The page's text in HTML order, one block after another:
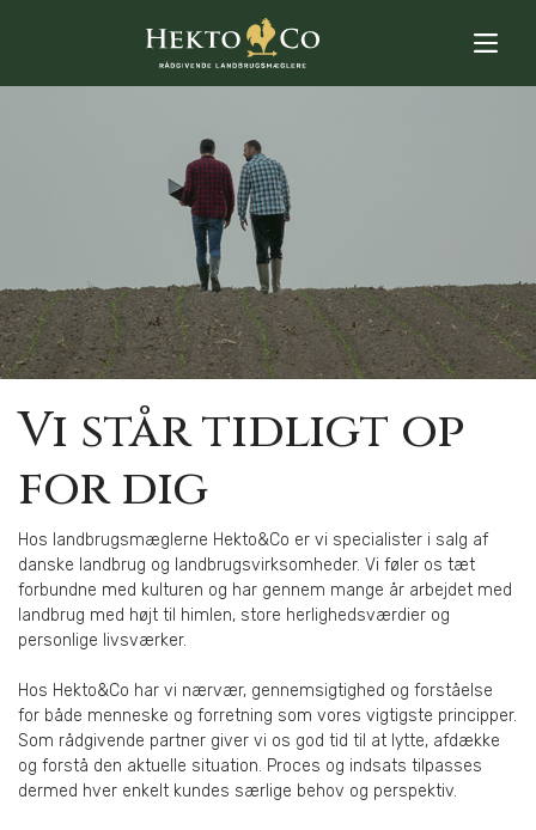
Vi står tidligt op
for dig
Hos landbrugsmæglerne Hekto&Co er vi specialister i salg af
danske landbrug og landbrugsvirksomheder. Vi føler os tæt
forbundne med kulturen og har gennem mange år arbejdet med
landbrug med højt til himlen, store herlighedsværdier og
personlige livsværker.
Hos Hekto&Co har vi nærvær, gennemsigtighed og forståelse
for både menneske og forretning som vores vigtigste principper.
Som rådgivende partner giver vi os god tid til at lytte, afdække
og forstå den aktuelle situation. Proces og indsats tilpasses
dermed hver enkelt kundes særlige behov og perspektiv.